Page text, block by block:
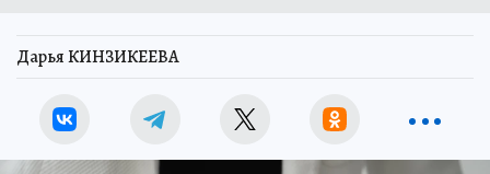
Дарья КИНЗИКЕЕВА